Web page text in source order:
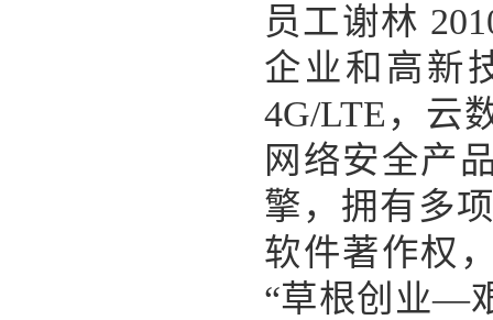
员工谢林
企业和高新
4G/LTE，云
网络安全产
擎，拥有多
软件著作权
“草根创业—